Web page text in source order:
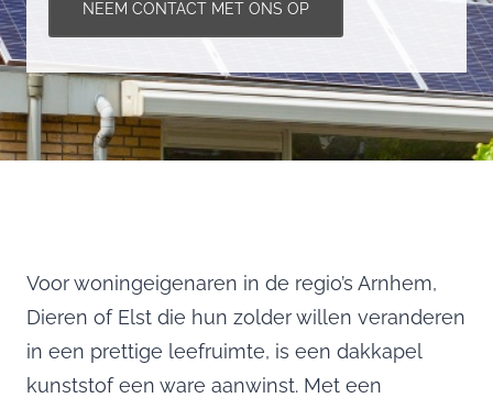
NEEM CONTACT MET ONS OP
Voor woningeigenaren in de regio’s Arnhem,
Dieren of Elst die hun zolder willen veranderen
in een prettige leefruimte, is een dakkapel
kunststof een ware aanwinst. Met een